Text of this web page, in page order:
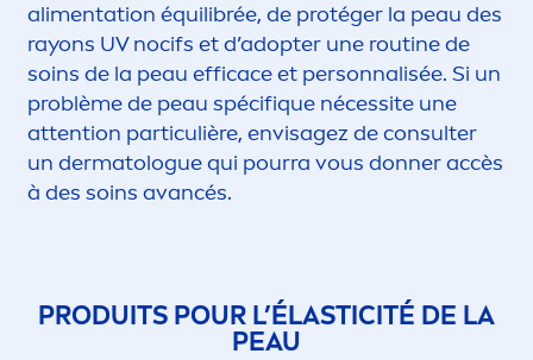
alimentation équilibrée, de protéger la peau des
rayons UV nocifs et d’adopter une routine de
soins de la peau efficace et personnalisée. Si un
problème de peau spécifique nécessite une
attention particulière, envisagez de consulter
un dermatologue qui pourra vous donner accès
à des soins avancés.
PRODUITS POUR L’ÉLASTICITÉ DE LA
PEAU